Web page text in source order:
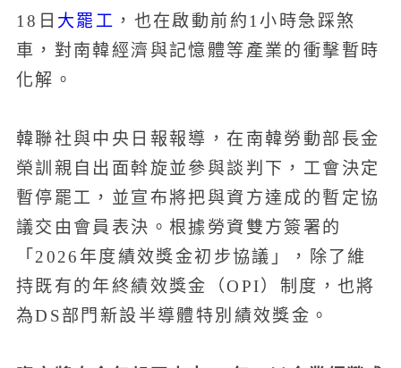
18日 大罷工 ，也在啟動前約1小時急踩煞
車，對南韓經濟與記憶體等產業的衝擊暫時
化解。
韓聯社與中央日報報導，在南韓勞動部長金
榮訓親自出面斡旋並參與談判下，工會決定
暫停罷工，並宣布將把與資方達成的暫定協
議交由會員表決。根據勞資雙方簽署的
「2026年度績效獎金初步協議」，除了維
持既有的年終績效獎金（OPI）制度，也將
為DS部門新設半導體特別績效獎金。